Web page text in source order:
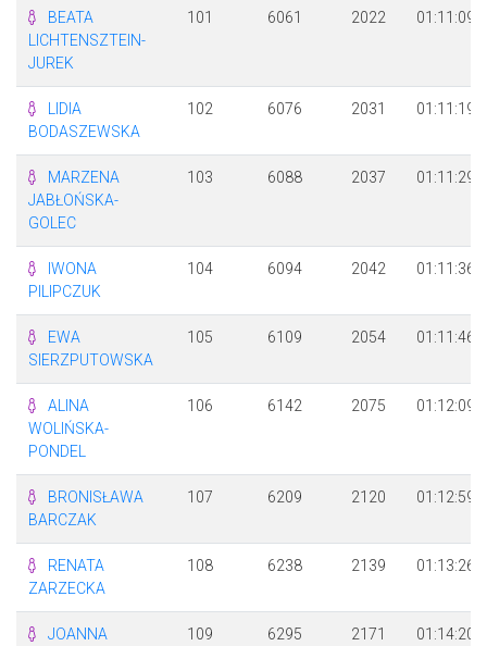
BEATA
LICHTENSZTEIN-
JUREK
101 6061 2022 01:11:09
LIDIA
BODASZEWSKA
102 6076 2031 01:11:19
MARZENA
JABŁOŃSKA-
GOLEC
103 6088 2037 01:11:29
IWONA
PILIPCZUK
104 6094 2042 01:11:36
EWA
SIERZPUTOWSKA
105 6109 2054 01:11:46
ALINA
WOLIŃSKA-
PONDEL
106 6142 2075 01:12:09
BRONISŁAWA
BARCZAK
107 6209 2120 01:12:59
RENATA
ZARZECKA
108 6238 2139 01:13:26
JOANNA
109 6295 2171 01:14:20